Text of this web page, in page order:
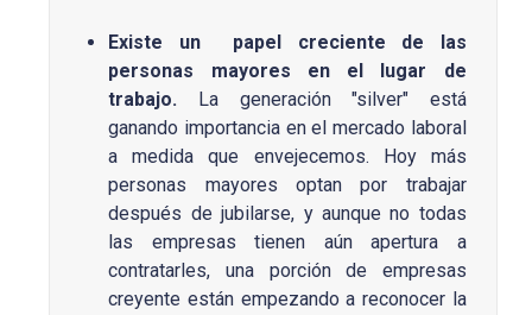
Existe un papel creciente de las
personas mayores en el lugar de
trabajo.
La generación "silver" está
ganando importancia en el mercado laboral
a medida que envejecemos. Hoy más
personas mayores optan por trabajar
después de jubilarse, y aunque no todas
las empresas tienen aún apertura a
contratarles, una porción de empresas
creyente están empezando a reconocer la